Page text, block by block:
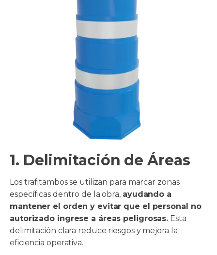
1. Delimitación de Áreas
Los trafitambos se utilizan para marcar zonas
específicas dentro de la obra, ayudando a
mantener el orden y evitar que el personal no
autorizado ingrese a áreas peligrosas. Esta
delimitación clara reduce riesgos y mejora la
eficiencia operativa.